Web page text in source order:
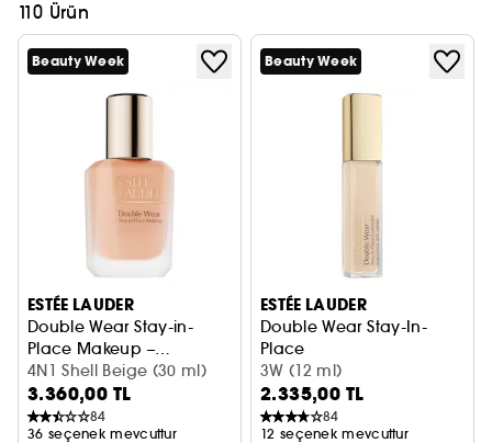
110 Ürün
Beauty Week
ESTÉE LAUDER
Double Wear Stay-in-
Place Makeup –
Fondöten
4N1 Shell Beige (30 ml)
3.360,00 TL
84
36 seçenek mevcuttur
Beauty Week
ESTÉE LAUDER
Double Wear Stay-In-
Place
Kapatıcı
3W (12 ml)
2.335,00 TL
84
12 seçenek mevcuttur